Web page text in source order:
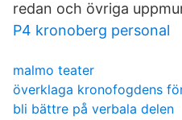
redan och övriga
P4 kronoberg personal
malmo teater
överklaga kronofogdens
bli bättre på verbala delen